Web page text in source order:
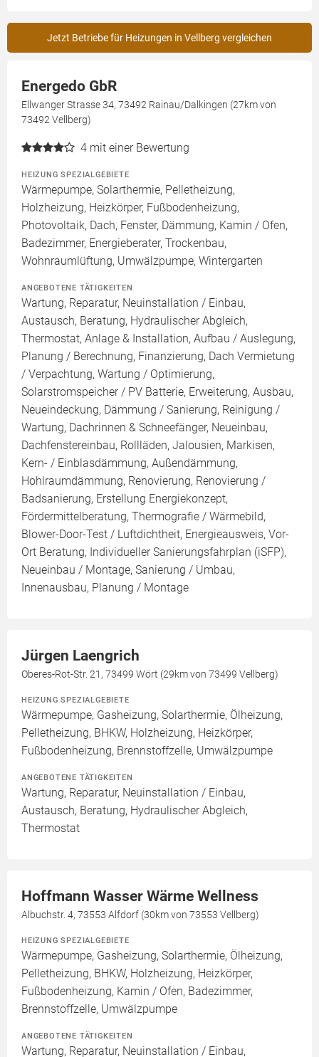
Jetzt Betriebe für Heizungen in Vellberg vergleichen
Energedo GbR
Ellwanger Strasse 34, 73492 Rainau/Dalkingen (27km von
73492 Vellberg)
4 mit einer Bewertung
HEIZUNG SPEZIALGEBIETE
Wärmepumpe, Solarthermie, Pelletheizung,
Holzheizung, Heizkörper, Fußbodenheizung,
Photovoltaik, Dach, Fenster, Dämmung, Kamin / Ofen,
Badezimmer, Energieberater, Trockenbau,
Wohnraumlüftung, Umwälzpumpe, Wintergarten
ANGEBOTENE TÄTIGKEITEN
Wartung, Reparatur, Neuinstallation / Einbau,
Austausch, Beratung, Hydraulischer Abgleich,
Thermostat, Anlage & Installation, Aufbau / Auslegung,
Planung / Berechnung, Finanzierung, Dach Vermietung
/ Verpachtung, Wartung / Optimierung,
Solarstromspeicher / PV Batterie, Erweiterung, Ausbau,
Neueindeckung, Dämmung / Sanierung, Reinigung /
Wartung, Dachrinnen & Schneefänger, Neueinbau,
Dachfenstereinbau, Rollläden, Jalousien, Markisen,
Kern- / Einblasdämmung, Außendämmung,
Hohlraumdämmung, Renovierung, Renovierung /
Badsanierung, Erstellung Energiekonzept,
Fördermittelberatung, Thermografie / Wärmebild,
Blower-Door-Test / Luftdichtheit, Energieausweis, Vor-
Ort Beratung, Individueller Sanierungsfahrplan (iSFP),
Neueinbau / Montage, Sanierung / Umbau,
Innenausbau, Planung / Montage
Jürgen Laengrich
Oberes-Rot-Str. 21, 73499 Wört (29km von 73499 Vellberg)
HEIZUNG SPEZIALGEBIETE
Wärmepumpe, Gasheizung, Solarthermie, Ölheizung,
Pelletheizung, BHKW, Holzheizung, Heizkörper,
Fußbodenheizung, Brennstoffzelle, Umwälzpumpe
ANGEBOTENE TÄTIGKEITEN
Wartung, Reparatur, Neuinstallation / Einbau,
Austausch, Beratung, Hydraulischer Abgleich,
Thermostat
Hoffmann Wasser Wärme Wellness
Albuchstr. 4, 73553 Alfdorf (30km von 73553 Vellberg)
HEIZUNG SPEZIALGEBIETE
Wärmepumpe, Gasheizung, Solarthermie, Ölheizung,
Pelletheizung, BHKW, Holzheizung, Heizkörper,
Fußbodenheizung, Kamin / Ofen, Badezimmer,
Brennstoffzelle, Umwälzpumpe
ANGEBOTENE TÄTIGKEITEN
Wartung, Reparatur, Neuinstallation / Einbau,